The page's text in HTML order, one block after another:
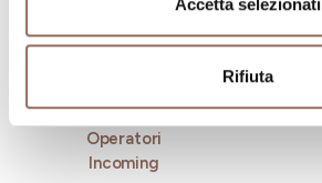
Rifiuta
Registro
Operatori
Incoming